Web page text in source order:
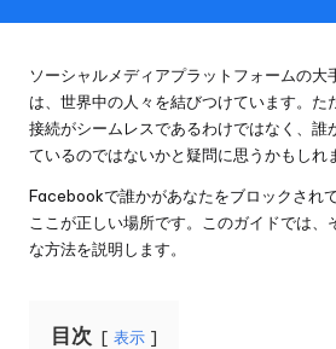
ソーシャルメディアプラットフォームの
は、世界中の人々を結びつけています。
接続がシームレスであるわけではなく、誰
ているのではないかと疑問に思うかもしれ
Facebookで誰かがあなたをブロックされ
ここが正しい場所です。このガイドでは、
な方法を説明します。
目次 表示